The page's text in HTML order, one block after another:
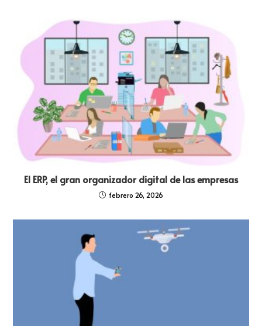
El ERP, el gran organizador digital de las empresas
febrero 26, 2026